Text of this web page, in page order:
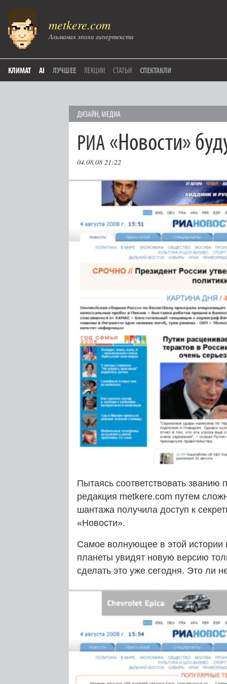
metkere.com
Альманах эпохи гипертекста
КЛИМАТ AI ЛУЧШЕЕ ЛЕКЦИИ СТАТЬИ СПЕКТАКЛИ
ДИЗАЙН,МЕДИА
РИА«Новости»
04.08.08 21:22
Пытаясь соответствовать
редакция metkere.com путем
шантажа получила доступ к
«Новости».
Самое волнующее в этой истории
планеты увидят новую версию
сделать это уже сегодня. Это ли